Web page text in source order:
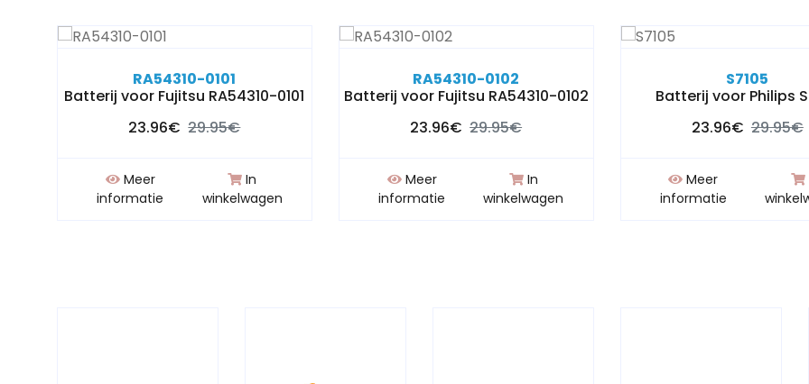
RA54310-0101
Batterij voor Fujitsu RA54310-0101
23.96€ 29.95€
Meer
informatie
In
winkelwagen
RA54310-0102
Batterij voor Fujitsu RA54310-0102
23.96€ 29.95€
Meer
informatie
In
winkelwagen
S7105
Batterij voor Philips
23.96€ 29.95€
Meer
informatie